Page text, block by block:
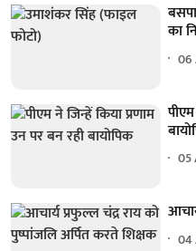
का
06
05
04